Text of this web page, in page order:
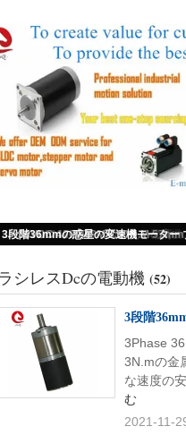
シレスDcの電動機 (52)
3段階
3Phase
3N.mの金
な速度の
む
2021-11-